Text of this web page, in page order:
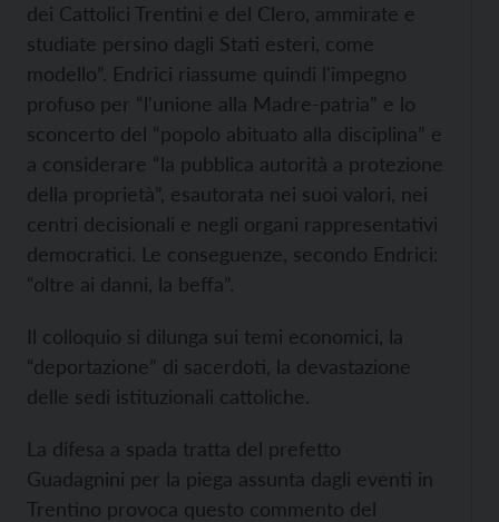
dei Cattolici Trentini e del Clero, ammirate e
studiate persino dagli Stati esteri, come
modello”. Endrici riassume quindi l'impegno
profuso per “l'unione alla Madre-patria” e lo
sconcerto del “popolo abituato alla disciplina” e
a considerare “la pubblica autorità a protezione
della proprietà”, esautorata nei suoi valori, nei
centri decisionali e negli organi rappresentativi
democratici. Le conseguenze, secondo Endrici:
“oltre ai danni, la beffa”.
Il colloquio si dilunga sui temi economici, la
“deportazione” di sacerdoti, la devastazione
delle sedi istituzionali cattoliche.
La difesa a spada tratta del prefetto
Guadagnini per la piega assunta dagli eventi in
Trentino provoca questo commento del